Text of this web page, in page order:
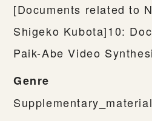
[Documents related to
Shigeko Kubota]10:
Paik-Abe Video
Genre